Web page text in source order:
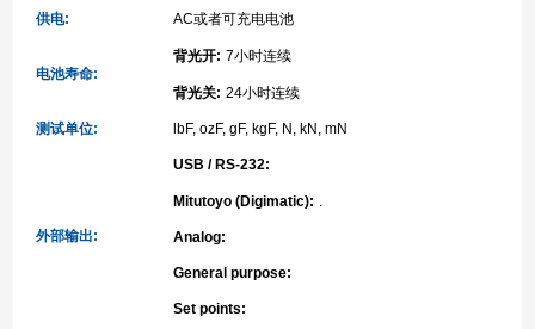
供电: AC或者可充电电池
电池寿命:
背光开: 7小时连续
背光关: 24小时连续
测试单位: lbF, ozF, gF, kgF, N, kN, mN
外部输出:
USB / RS-232:
Mitutoyo (Digimatic):
Analog:
General purpose:
Set points: